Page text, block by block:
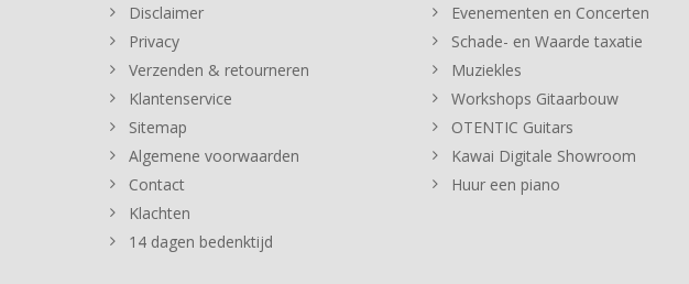
Disclaimer
Privacy
Verzenden & retourneren
Klantenservice
Sitemap
Algemene voorwaarden
Contact
Klachten
14 dagen bedenktijd
Evenementen en Concerten
Schade- en Waarde taxatie
Muziekles
Workshops Gitaarbouw
OTENTIC Guitars
Kawai Digitale Showroom
Huur een piano